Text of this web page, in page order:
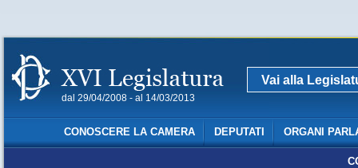
dal 29/04/2008 - al 14/03/2013
Vai alla
CONOSCERE LA CAMERA DEPUTATI ORGANI